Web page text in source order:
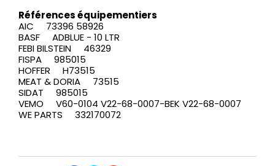
Références équipementiers
AIC 73396 58926
BASF ADBLUE - 10 LTR
FEBI BILSTEIN 46329
FISPA 985015
HOFFER H73515
MEAT & DORIA 73515
SIDAT 985015
VEMO V60-0104 V22-68-0007-BEK V22-68-0007
WE PARTS 332170072